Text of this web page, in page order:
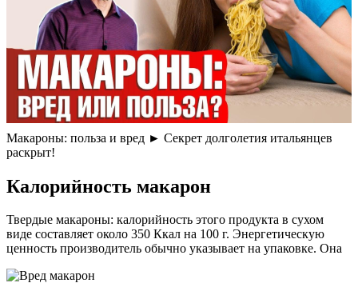
Макароны: польза и вред ► Секрет долголетия итальянцев
раскрыт!
Калорийность макарон
Твердые макароны: калорийность этого продукта в сухом
виде составляет около 350 Ккал на 100 г. Энергетическую
ценность производитель обычно указывает на упаковке. Она